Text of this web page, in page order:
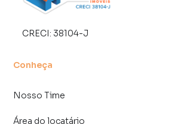
segurança e tranquilidade. Na Lares e
mesmo não estando na cidade e com a
simplificar a relação de proprietários,
Anuncie seu imóvel! É fácil, rápido e
CRECI: 38104-J
Conheça
Nosso Time
Área do locatário